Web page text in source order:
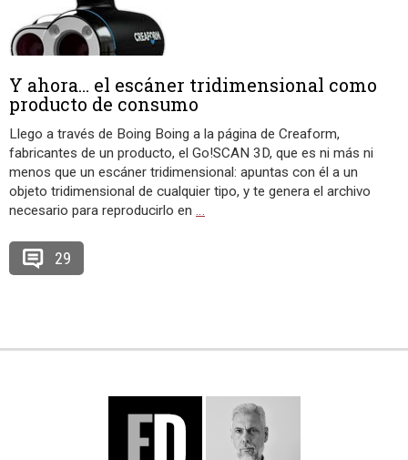
Y ahora… el escáner tridimensional como
producto de consumo
Llego a través de Boing Boing a la página de Creaform,
fabricantes de un producto, el Go!SCAN 3D, que es ni más ni
menos que un escáner tridimensional: apuntas con él a un
objeto tridimensional de cualquier tipo, y te genera el archivo
necesario para reproducirlo en …
29